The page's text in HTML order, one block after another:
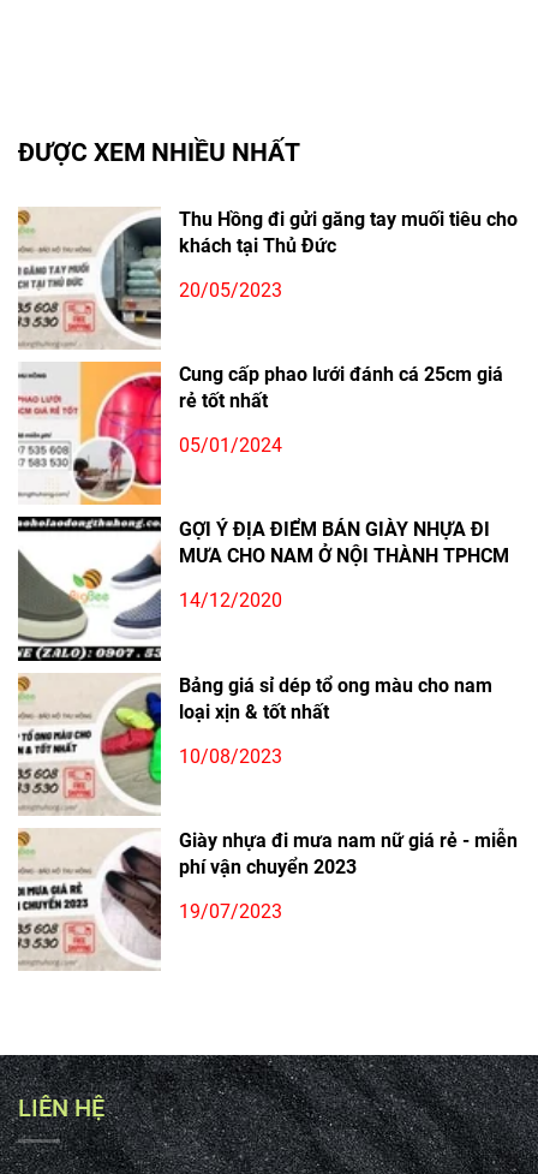
ĐƯỢC XEM NHIỀU NHẤT
Thu Hồng đi gửi găng tay muối tiêu cho
khách tại Thủ Đức
20/05/2023
Cung cấp phao lưới đánh cá 25cm giá
rẻ tốt nhất
05/01/2024
GỢI Ý ĐỊA ĐIỂM BÁN GIÀY NHỰA ĐI
MƯA CHO NAM Ở NỘI THÀNH TPHCM
14/12/2020
Bảng giá sỉ dép tổ ong màu cho nam
loại xịn & tốt nhất
10/08/2023
Giày nhựa đi mưa nam nữ giá rẻ - miễn
phí vận chuyển 2023
19/07/2023
LIÊN HỆ